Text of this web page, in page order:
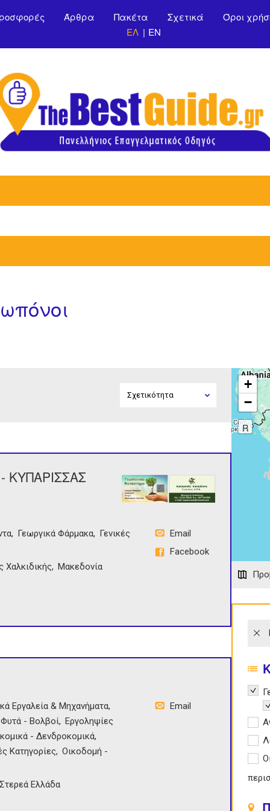
κυρίως περιεχόμενο
Άρθρα Πακέτα Σχετικά Όροι
ΕΛ
EN
Γεωργικά Φάρμακα Γενικές
Χαλκιδικής Μακεδονία
Email
Facebook
Εργαλεία & Μηχανήματα
- Βολβοί Εργοληψίες
- Δενδροκομικά
Κατηγορίες
Οικοδομή -
Στερεά Ελλάδα
Email
+
−
R